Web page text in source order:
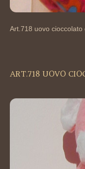
Art.718 uovo
ART.718 UOVO